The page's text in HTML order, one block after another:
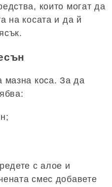
които могат да
на косата и да й
мазна коса. За да
с алое и
смес добавете